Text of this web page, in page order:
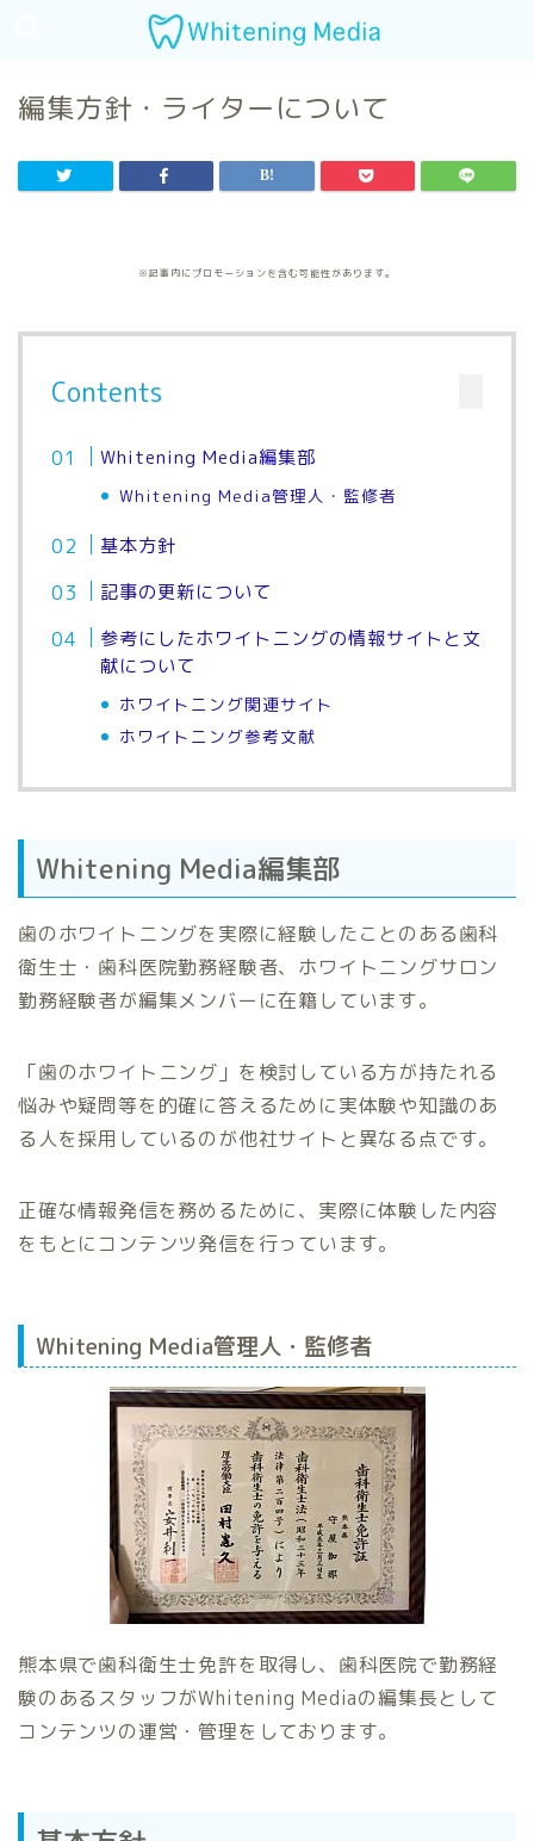
編集方針・ライターについて
※記事内にプロモーションを含む可能性があります。
Contents
Whitening Media編集部
Whitening Media管理人・監修者
基本方針
記事の更新について
参考にしたホワイトニングの情報サイトと文
献について
ホワイトニング関連サイト
ホワイトニング参考文献
Whitening Media編集部
歯のホワイトニングを実際に経験したことのある歯科
衛生士・歯科医院勤務経験者、ホワイトニングサロン
勤務経験者が編集メンバーに在籍しています。
「歯のホワイトニング」を検討している方が持たれる
悩みや疑問等を的確に答えるために実体験や知識のあ
る人を採用しているのが他社サイトと異なる点です。
正確な情報発信を務めるために、実際に体験した内容
をもとにコンテンツ発信を行っています。
Whitening Media管理人・監修者
熊本県で歯科衛生士免許を取得し、歯科医院で勤務経
験のあるスタッフがWhitening Mediaの編集長として
コンテンツの運営・管理をしております。